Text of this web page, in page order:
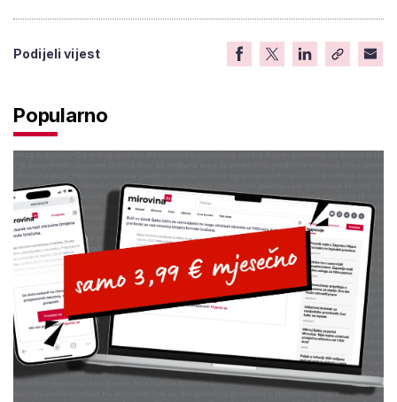
Podijeli vijest
Popularno